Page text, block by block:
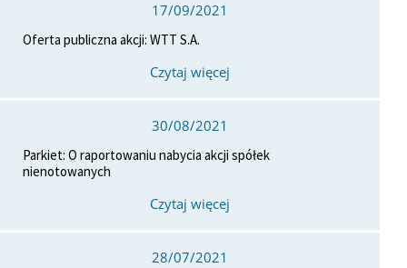
17/09/2021
Oferta publiczna akcji: WTT S.A.
Czytaj więcej
30/08/2021
Parkiet: O raportowaniu nabycia akcji spółek
nienotowanych
Czytaj więcej
28/07/2021